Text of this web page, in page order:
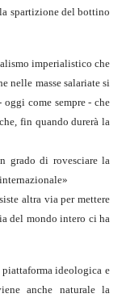
spartizione del bottino
imperialistico che
nelle masse salariate si
come sempre - che
fin quando durerà la
grado di rovesciare la
altra via per mettere
del mondo intero ci ha
ideologica e
anche naturale la